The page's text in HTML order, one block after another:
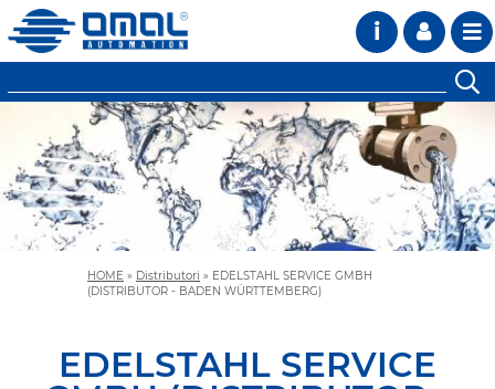
i
HOME » Distributori » EDELSTAHL SERVICE GMBH
(DISTRIBUTOR - BADEN WÜRTTEMBERG)
EDELSTAHL SERVICE